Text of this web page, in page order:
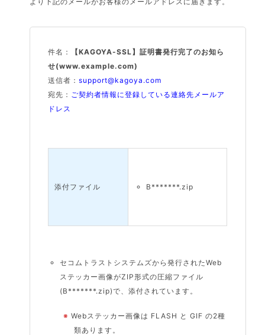
件名：
【KAGOYA-SSL】証明書発行完了のお知ら
せ(www.example.com)
送信者：support@kagoya.com
宛先： ご契約者情報に登録している連絡先メールア
ドレス
添付ファイル B*******.zip
セコムトラストシステムズから発行されたWeb
ステッカー画像がZIP形式の圧縮ファイル
(B*******.zip)で、添付されています。
※Webステッカー画像は FLASH と GIF の2種
類あります。